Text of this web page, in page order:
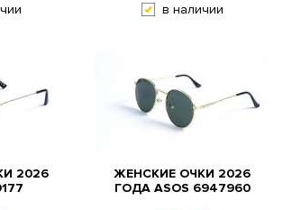
в наличии
2026
ЖЕНСКИЕ ОЧКИ 2026
ГОДА АSOS 6947960